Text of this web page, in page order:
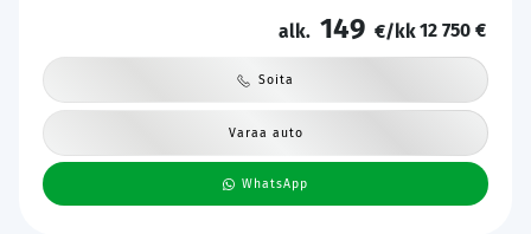
alk. 149 €/kk12 750 €
Soita
Varaa auto
WhatsApp